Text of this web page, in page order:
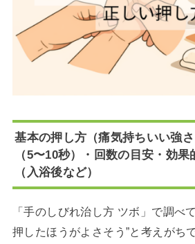
基本の押し方（痛気持ちいい強
（5〜10秒）・回数の目安・効
（入浴後など）
「手のしびれ治し方 ツボ」で調べ
押したほうがよさそう”と考えがち